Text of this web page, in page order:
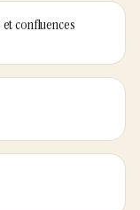
confluences